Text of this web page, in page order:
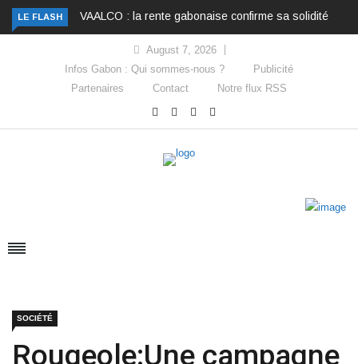
LE FLASH VAALCO : la rente gabonaise confirme sa solidité
August 7, 2026
Infos Gabon : Qui sommes-nous ?
Publicité
Partenaires
Contact Notre flux RSS
SOCIÉTÉ
Rougeole:Une campagne